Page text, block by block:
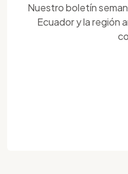
Nuestro boletín
Ecuador y la región